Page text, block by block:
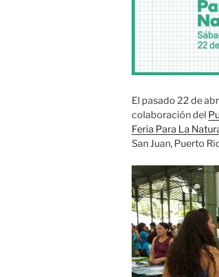
El pasado 22 de
colaboración del
Feria Para La
San Juan, Puerto